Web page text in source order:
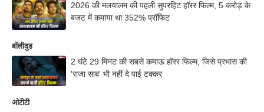
2026 की मलयालम की पहली सुपरहिट हॉरर फिल्म, 5 करोड़ के
बजट में कमाया था 352% प्रॉफिट
बॉलीवुड
2 घंटे 29 मिनट की सबसे कमाऊ हॉरर फिल्म, जिसे प्रभास की
'राजा साब' भी नहीं दे पाई टक्कर
ओटीटी